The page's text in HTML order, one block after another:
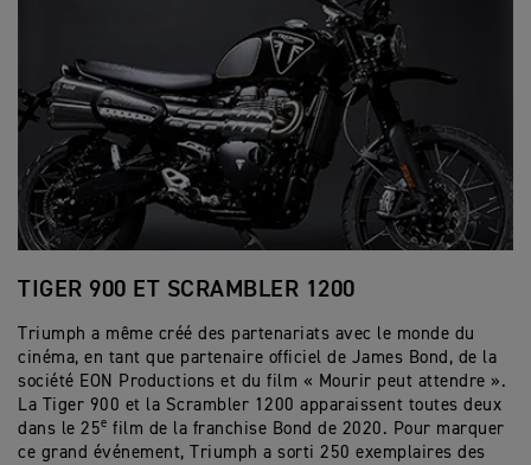
TIGER 900 ET SCRAMBLER 1200
Triumph a même créé des partenariats avec le monde du
cinéma, en tant que partenaire officiel de James Bond, de la
société EON Productions et du film « Mourir peut attendre ».
La Tiger 900 et la Scrambler 1200 apparaissent toutes deux
dans le 25e film de la franchise Bond de 2020. Pour marquer
ce grand événement, Triumph a sorti 250 exemplaires des